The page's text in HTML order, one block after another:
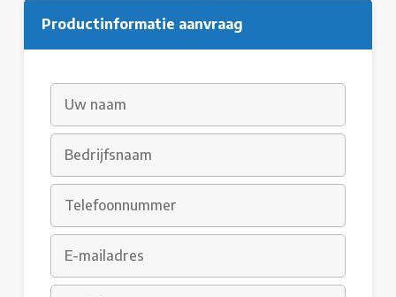
Productinformatie aanvraag